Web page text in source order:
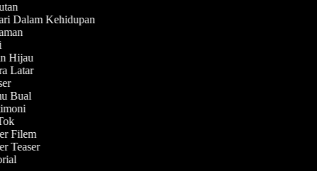
Dalam Kehidupan
Hijau
Latar
Bual
Filem
Teaser